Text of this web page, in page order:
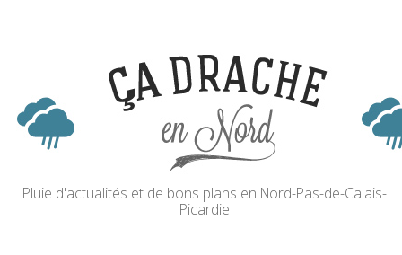
Pluie d'actualités et de bons plans en Nord-Pas-de-Calais-
Picardie